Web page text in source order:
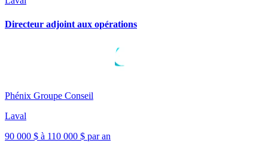
Directeur adjoint aux opérations
Phénix Groupe Conseil
Laval
90 000 $ à 110 000 $ par an